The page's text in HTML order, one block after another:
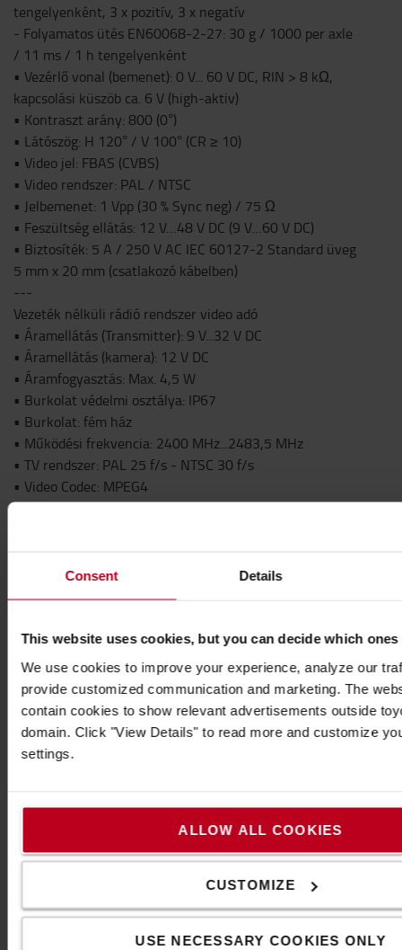
Consent Details
This website uses cookies, but you can decide which ones
We use cookies to improve your experience, analyze our
provide customized communication and marketing. The
contain cookies to show relevant advertisements outside
domain. Click "View Details" to read more and customize
settings.
ALLOW ALL COOKIES
CUSTOMIZE
USE NECESSARY COOKIES ONLY
tengelyenként, 3 x pozitív, 3 x negatív
- Folyamatos ütés EN60068-2-27: 30 g / 1000 per axle
/ 11 ms / 1 h tengelyenként
• Vezérlő vonal (bemenet): 0 V... 60 V DC, RIN > 8 kΩ,
kapcsolási küszöb ca. 6 V (high-aktiv)
• Kontraszt arány: 800 (0°)
• Látószög: H 120° / V 100° (CR ≥ 10)
• Video jel: FBAS (CVBS)
• Video rendszer: PAL / NTSC
• Jelbemenet: 1 Vpp (30 % Sync neg) / 75 Ω
• Feszültség ellátás: 12 V…48 V DC (9 V…60 V DC)
• Biztosíték: 5 A / 250 V AC IEC 60127-2 Standard üveg
5 mm x 20 mm (csatlakozó kábelben)
---
Vezeték nélküli rádió rendszer video adó
• Áramellátás (Transmitter): 9 V...32 V DC
• Áramellátás (kamera): 12 V DC
• Áramfogyasztás: Max. 4,5 W
• Burkolat védelmi osztálya: IP67
• Burkolat: fém ház
• Működési frekvencia: 2400 MHz...2483,5 MHz
• TV rendszer: PAL 25 f/s - NTSC 30 f/s
• Video Codec: MPEG4
• RF Bit Rate: 6 Mbps
• Out Power: 18 dBm EIRP
• Látótávolság: 120 m
• Tárolási hőmérséklet: -30°C to +80°C RH90%
• Típus jóváhagyási (EMI) E-jel: (E13) 10R - 05 13538
• Megfelelőség: CE/FCC/RoHS/ECE
---
Vezeték nélküli rendszer videovevő
• Áramellátás(vevőegység): 9 V...32 V DC
• Áramfogyasztás: Max. 2 W
• Burkolat: fém
• Működési frekvencia: 2400 MHz...2483,5 MHz
• TV System: PAL 25 f/s - NTSC 30 f/s
• Hopping Rate: 1200/s
• Késleltetés: 200 ms